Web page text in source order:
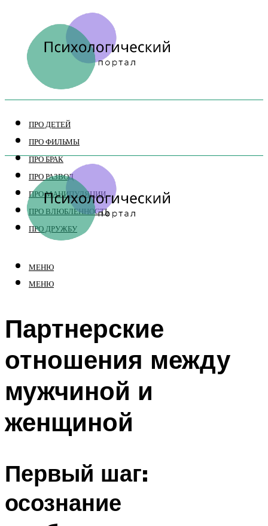
ПРО ДЕТЕЙ
ПРО ФИЛЬМЫ
ПРО БРАК
ПРО РАЗВОД
ПРО МАНИПУЛЯЦИИ
ПРО ВЛЮБЛЕННОСТЬ
ПРО ДРУЖБУ
МЕНЮ
МЕНЮ
Партнерские
отношения между
мужчиной и
женщиной
Первый шаг:
осознание